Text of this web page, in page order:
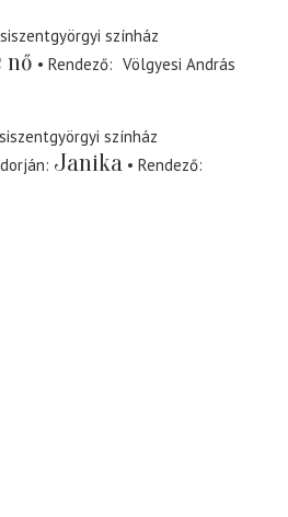
színház
nő Rendező
Völgyesi András
színház
Janika
Rendező